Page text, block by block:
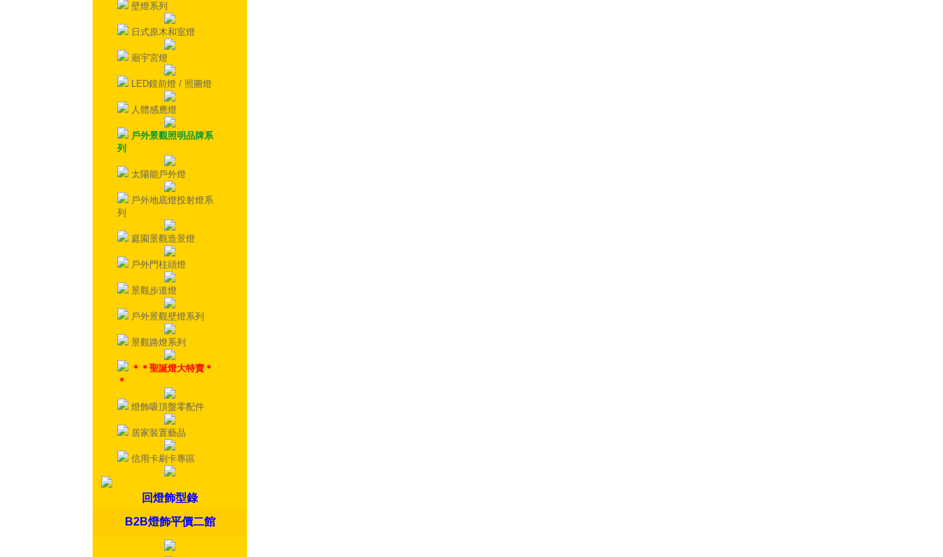
壁燈系列
日式原木和室燈
廟宇宮燈
LED鏡前燈 / 照圖燈
人體感應燈
戶外景觀照明品牌系
列
太陽能戶外燈
戶外地底燈投射燈系
列
庭園景觀造景燈
戶外門柱頭燈
景觀步道燈
戶外景觀壁燈系列
景觀路燈系列
＊＊聖誕燈大特賣＊
＊
燈飾吸頂盤零配件
居家裝置藝品
信用卡刷卡專區
回燈飾型錄
B2B燈飾平價二館